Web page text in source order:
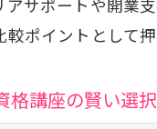
サポートや開業
ポイントとして押
格講座の賢い選択